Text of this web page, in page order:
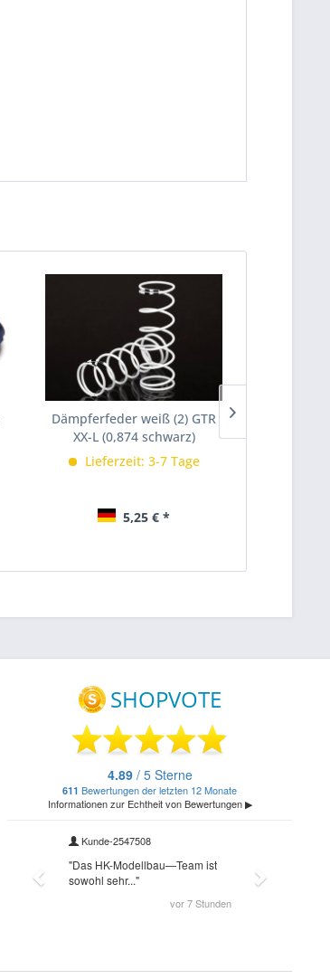
Dämpferfeder weiß (2) GTR
XX-L (0,874 schwarz)
Lieferzeit: 3-7 Tage
5,25 € *